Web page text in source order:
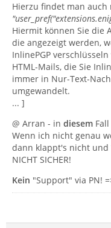
Hierzu findet man auch
Hiermit können Sie die
die angezeigt werden,
InlinePGP
HTML-Mails, die Sie
immer in Nur-Text-
umgewandelt.
... ]
@ Arran - in diesem
Wenn ich nicht genau
dann klappt's nicht
NICHT SICHER!
Kein "Support" via PN!